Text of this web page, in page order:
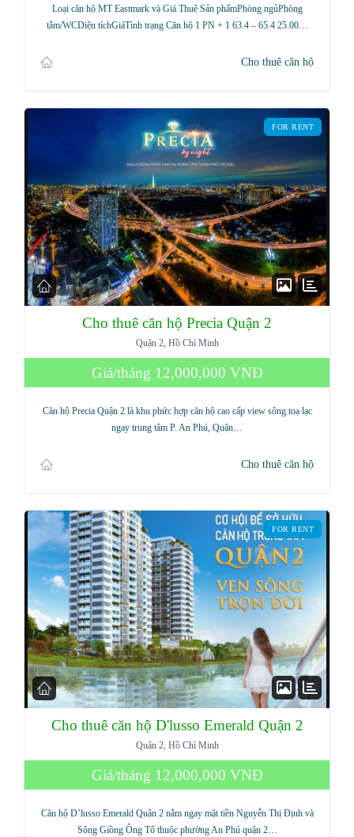
Loại căn hộ MT Eastmark và Giá Thuê Sản phẩmPhòng ngủPhòng
tắm/WCDiện tíchGiáTình trạng Căn hộ 1 PN + 1 63.4 – 65.4 25.00…
Cho thuê căn hộ
FOR RENT
Cho thuê căn hộ Precia Quận 2
Quận 2, Hồ Chí Minh
Giá/tháng 12,000,000 VNĐ
Căn hộ Precia Quận 2 là khu phức hợp căn hộ cao cấp view sông toạ lạc
ngay trung tâm P. An Phú, Quận…
Cho thuê căn hộ
FOR RENT
Cho thuê căn hộ D'lusso Emerald Quận 2
Quận 2, Hồ Chí Minh
Giá/tháng 12,000,000 VNĐ
Căn hộ D’lusso Emerald Quận 2 nằm ngay mặt tiền Nguyễn Thị Định và
Sông Giồng Ông Tố thuộc phường An Phú quận 2…
Log in
Don't have an account?Sign Up
Username